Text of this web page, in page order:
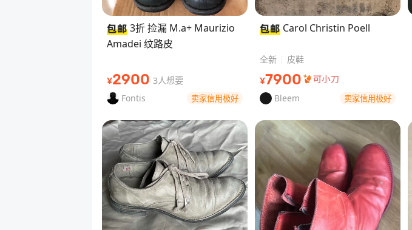
3折 捡漏 M.a+ Maurizio
Amadei 纹路皮
¥2900 3人想要
Fontis
卖家信用极好
Carol Christin Poell
全新 皮鞋
¥7900
Bleem 卖家信用极好